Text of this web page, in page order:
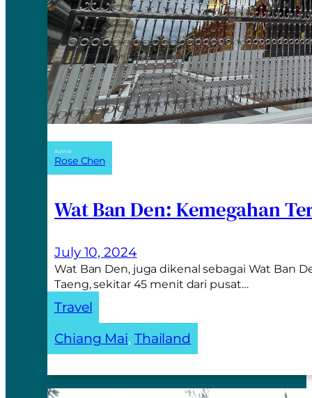
Author:
Rose Chen
Wat Ban Den: Kemegahan
July 10, 2024
Wat Ban Den, juga dikenal sebagai Wat Ban
Taeng, sekitar 45 menit dari pusat…
Travel
Chiang Mai, Thailand